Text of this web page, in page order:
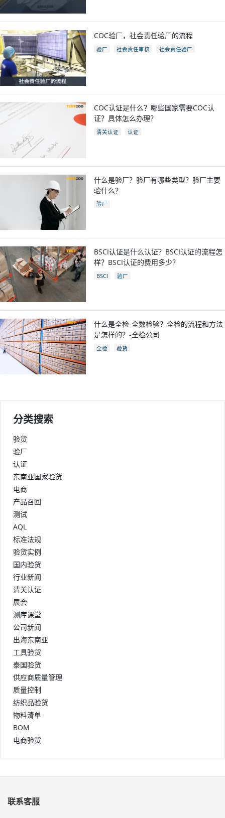
COC验厂，社会责任验厂的流程
验厂 社会责任审核
社会责任验厂
COC认证是什么？哪些国家需要COC认
证？具体怎么办理？
清关认证 认证
什么是验厂？验厂有哪些类型？验厂主要
验什么？
验厂
BSCI认证是什么认证？BSCI认证的流程怎
样？BSCI认证的费用多少？
BSCI 验厂
什么是全检-全数检验？全检的流程和方法
是怎样的？-全检公司
全检 验货
分类搜索
验货
验厂
认证
东南亚国家验货
电商
产品召回
测试
AQL
标准法规
验货实例
国内验货
行业新闻
清关认证
展会
测库课堂
公司新闻
出海东南亚
工具验货
泰国验货
供应商质量管理
质量控制
纺织品验货
物料清单
BOM
电商验货
联系客服